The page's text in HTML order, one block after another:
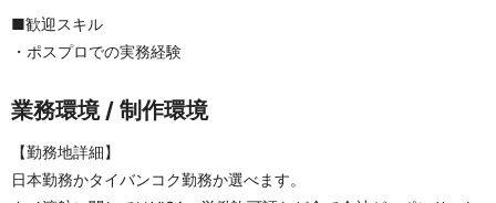
■歓迎スキル
・ポスプロでの実務経験
業務環境 / 制作環境
【勤務地詳細】
日本勤務かタイバンコク勤務か選べます。